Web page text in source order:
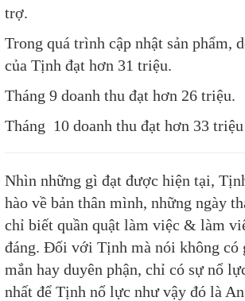
trợ.
Trong quá trình cập nhật sản phẩm,
của Tịnh đạt hơn 31 triệu.
Tháng 9 doanh thu đạt hơn 26 triệu.
Tháng 10 doanh thu đạt hơn 33 triệu​
Nhìn những gì đạt được hiện tại,
hào về bản thân mình, những ngày
chỉ biết quần quật làm việc & làm
đáng. Đối với Tịnh mà nói không có
mắn hay duyên phận, chỉ có sự nổ
nhất để Tịnh nổ lực như vậy đó là